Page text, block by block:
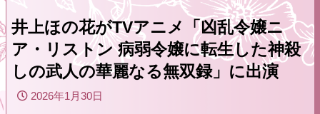
井上ほの花がTVアニメ「凶乱令嬢ニ
ア・リストン 病弱令嬢に転生した神殺
しの武人の華麗なる無双録」に出演
2026年1月30日